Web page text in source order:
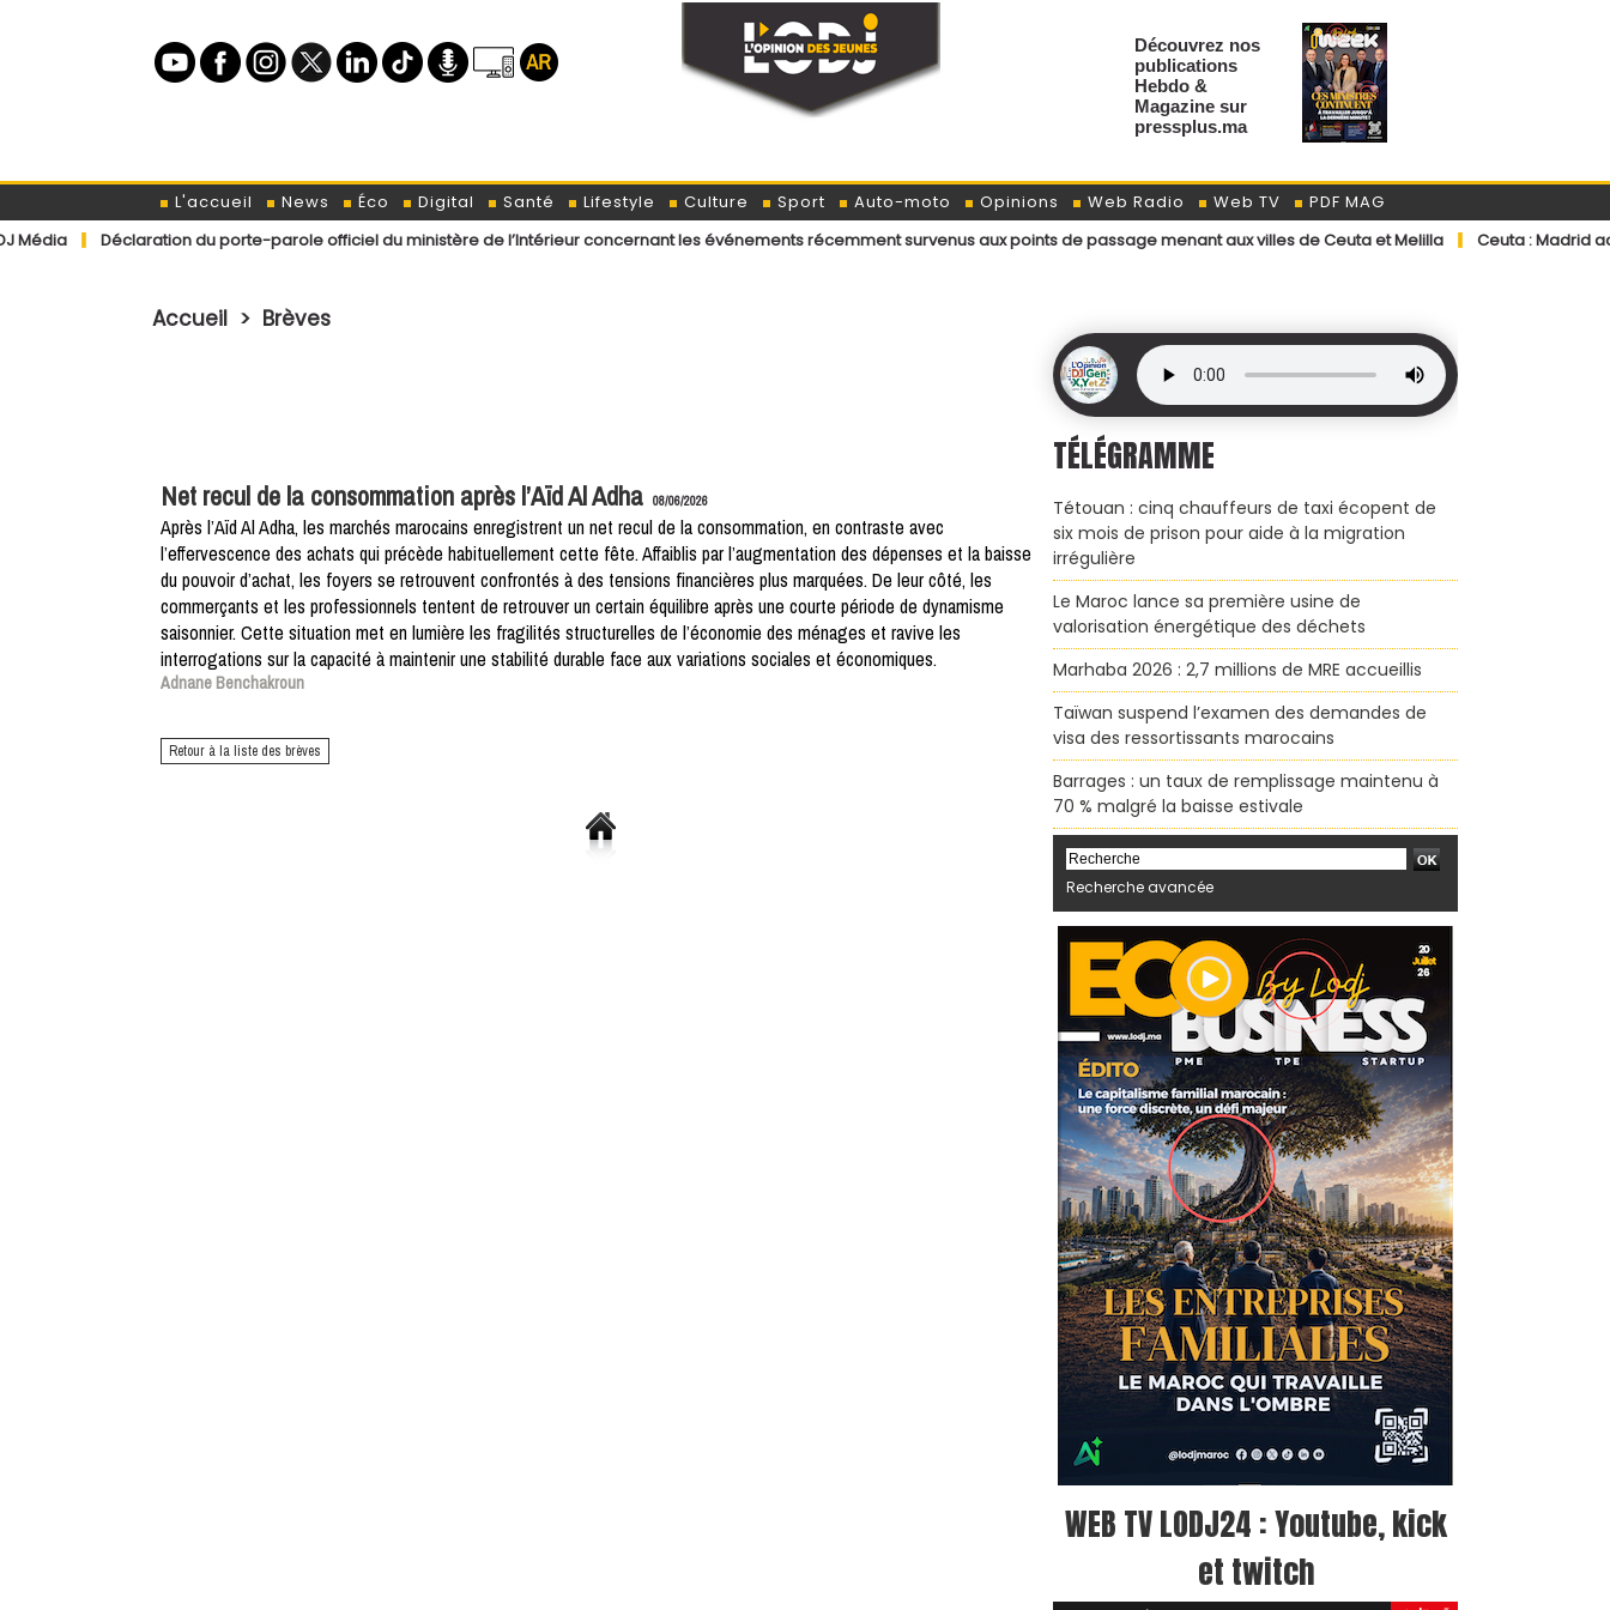
Découvrez nos
publications
Hebdo &
Magazine sur
pressplus.ma
L'accueil News Éco Digital Santé Lifestyle Culture Sport Auto-moto Opinions Web Radio Web TV
PDF MAG
Déclaration du porte-parole officiel du ministère de l’Intérieur concernant les événements récemment survenus aux points de passage menant aux villes de Ceuta et Melilla
Ceuta : Madrid accélère les
Accueil > Brèves
Net recul de la consommation après l’Aïd Al Adha 08/06/2026
Après l’Aïd Al Adha, les marchés marocains enregistrent un net recul de la consommation, en contraste avec
l’effervescence des achats qui précède habituellement cette fête. Affaiblis par l’augmentation des dépenses et la baisse
du pouvoir d’achat, les foyers se retrouvent confrontés à des tensions financières plus marquées. De leur côté, les
commerçants et les professionnels tentent de retrouver un certain équilibre après une courte période de dynamisme
saisonnier. Cette situation met en lumière les fragilités structurelles de l’économie des ménages et ravive les
interrogations sur la capacité à maintenir une stabilité durable face aux variations sociales et économiques.
Adnane Benchakroun
Retour à la liste des brèves
TÉLÉGRAMME
Tétouan : cinq chauffeurs de taxi écopent de
six mois de prison pour aide à la migration
irrégulière
Le Maroc lance sa première usine de
valorisation énergétique des déchets
Marhaba 2026 : 2,7 millions de MRE accueillis
Taïwan suspend l’examen des demandes de
visa des ressortissants marocains
Barrages : un taux de remplissage maintenu à
70 % malgré la baisse estivale
Recherche avancée
WEB TV LODJ24 : Youtube, kick
et twitch